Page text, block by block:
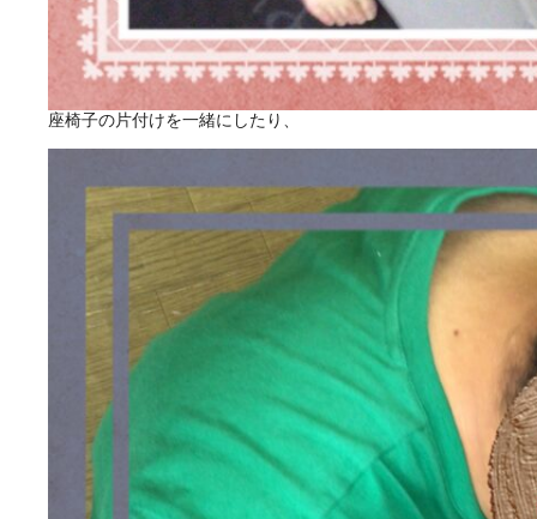
座椅子の片付けを一緒にしたり、